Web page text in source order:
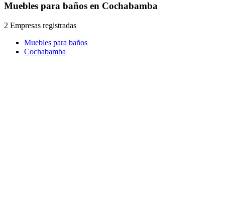
Muebles para baños en Cochabamba
2 Empresas registradas
Muebles para baños
Cochabamba